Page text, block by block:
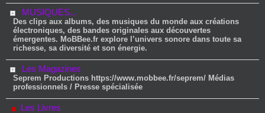
MUSIQUES...
Des clips aux albums, des musiques du monde aux créations
électroniques, des bandes originales aux découvertes
émergentes. MoBBee.fr explore l’univers sonore dans toute sa
richesse, sa diversité et son énergie.
Les Magazines
Seprem Productions https://www.mobbee.fr/seprem/ Médias
professionnels / Presse spécialisée
Les Livres